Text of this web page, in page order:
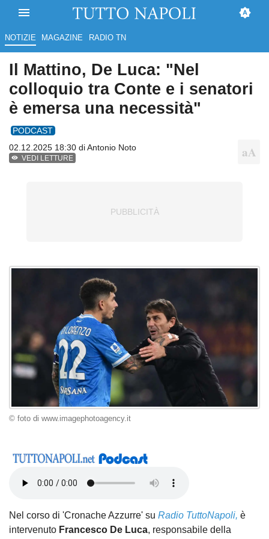
NOTIZIE MAGAZINE RADIO TN
Il Mattino, De Luca: "Nel
colloquio tra Conte e i senatori
è emersa una necessità"
PODCAST
02.12.2025 18:30 diAntonio Noto
VEDI LETTURE
© foto di www.imagephotoagency.it
Nel corso di 'Cronache Azzurre' su Radio TuttoNapoli, è
intervenuto Francesco De Luca, responsabile della